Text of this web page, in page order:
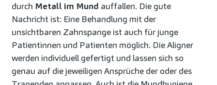
durch Metall im Mund auffallen. Die gute
Nachricht ist: Eine Behandlung mit der
unsichtbaren Zahnspange ist auch für junge
Patientinnen und Patienten möglich. Die Aligner
werden individuell gefertigt und lassen sich so
genau auf die jeweiligen Ansprüche der oder des